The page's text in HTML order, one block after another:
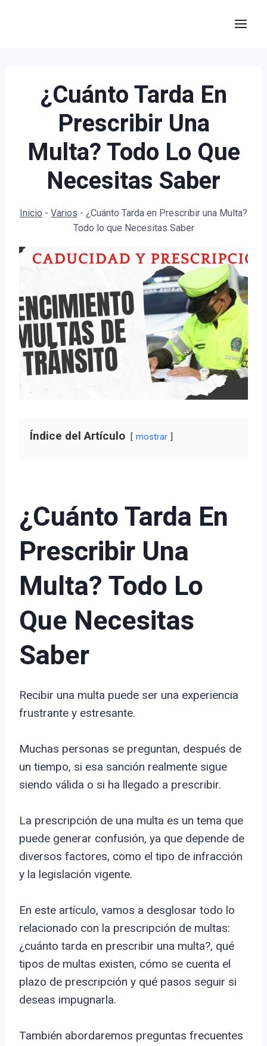
¿Cuánto Tarda En
Prescribir Una
Multa? Todo Lo Que
Necesitas Saber
Inicio - Varios - ¿Cuánto Tarda en Prescribir una Multa?
Todo lo que Necesitas Saber
Índice del Artículo mostrar
¿Cuánto Tarda En
Prescribir Una
Multa? Todo Lo
Que Necesitas
Saber
Recibir una multa puede ser una experiencia
frustrante y estresante.
Muchas personas se preguntan, después de
un tiempo, si esa sanción realmente sigue
siendo válida o si ha llegado a prescribir.
La prescripción de una multa es un tema que
puede generar confusión, ya que depende de
diversos factores, como el tipo de infracción
y la legislación vigente.
En este artículo, vamos a desglosar todo lo
relacionado con la prescripción de multas:
¿cuánto tarda en prescribir una multa?, qué
tipos de multas existen, cómo se cuenta el
plazo de prescripción y qué pasos seguir si
deseas impugnarla.
También abordaremos preguntas frecuentes